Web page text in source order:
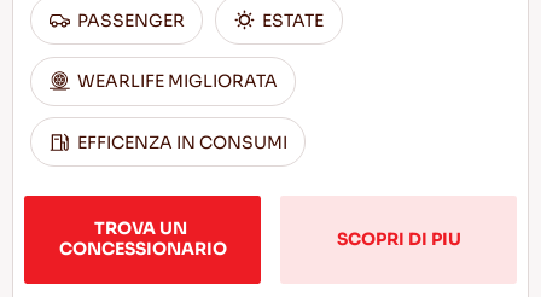
PASSENGER ESTATE
WEARLIFE MIGLIORATA
EFFICENZA IN CONSUMI
TROVA UN
CONCESSIONARIO
SCOPRI DI PIU